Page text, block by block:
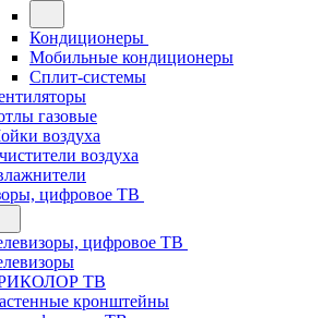
Кондиционеры
Мобильные кондиционеры
Сплит-системы
газовые
воздуха
воздуха
цифровое ТВ
цифровое ТВ
ТВ
кронштейны